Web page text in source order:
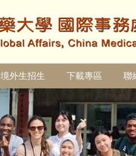
境外生招生 下載專區 聯